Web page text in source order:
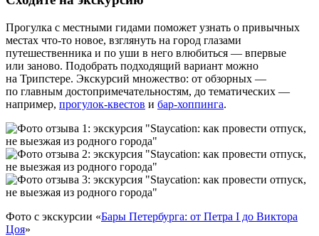
Прогулка с местными гидами поможет узнать о привычных
местах что‑то новое, взглянуть на город глазами
путешественника и по уши в него влюбиться — впервые
или заново. Подобрать подходящий вариант можно
на Трипстере. Экскурсий множество: от обзорных —
по главным до­сто­при­ме­ча­тель­но­стям, до тематических —
например, прогулок‑квестов и бар‑хоппинга.
Фото с экскурсии «Бары Петербурга: от Петра I до Виктора
Цоя»